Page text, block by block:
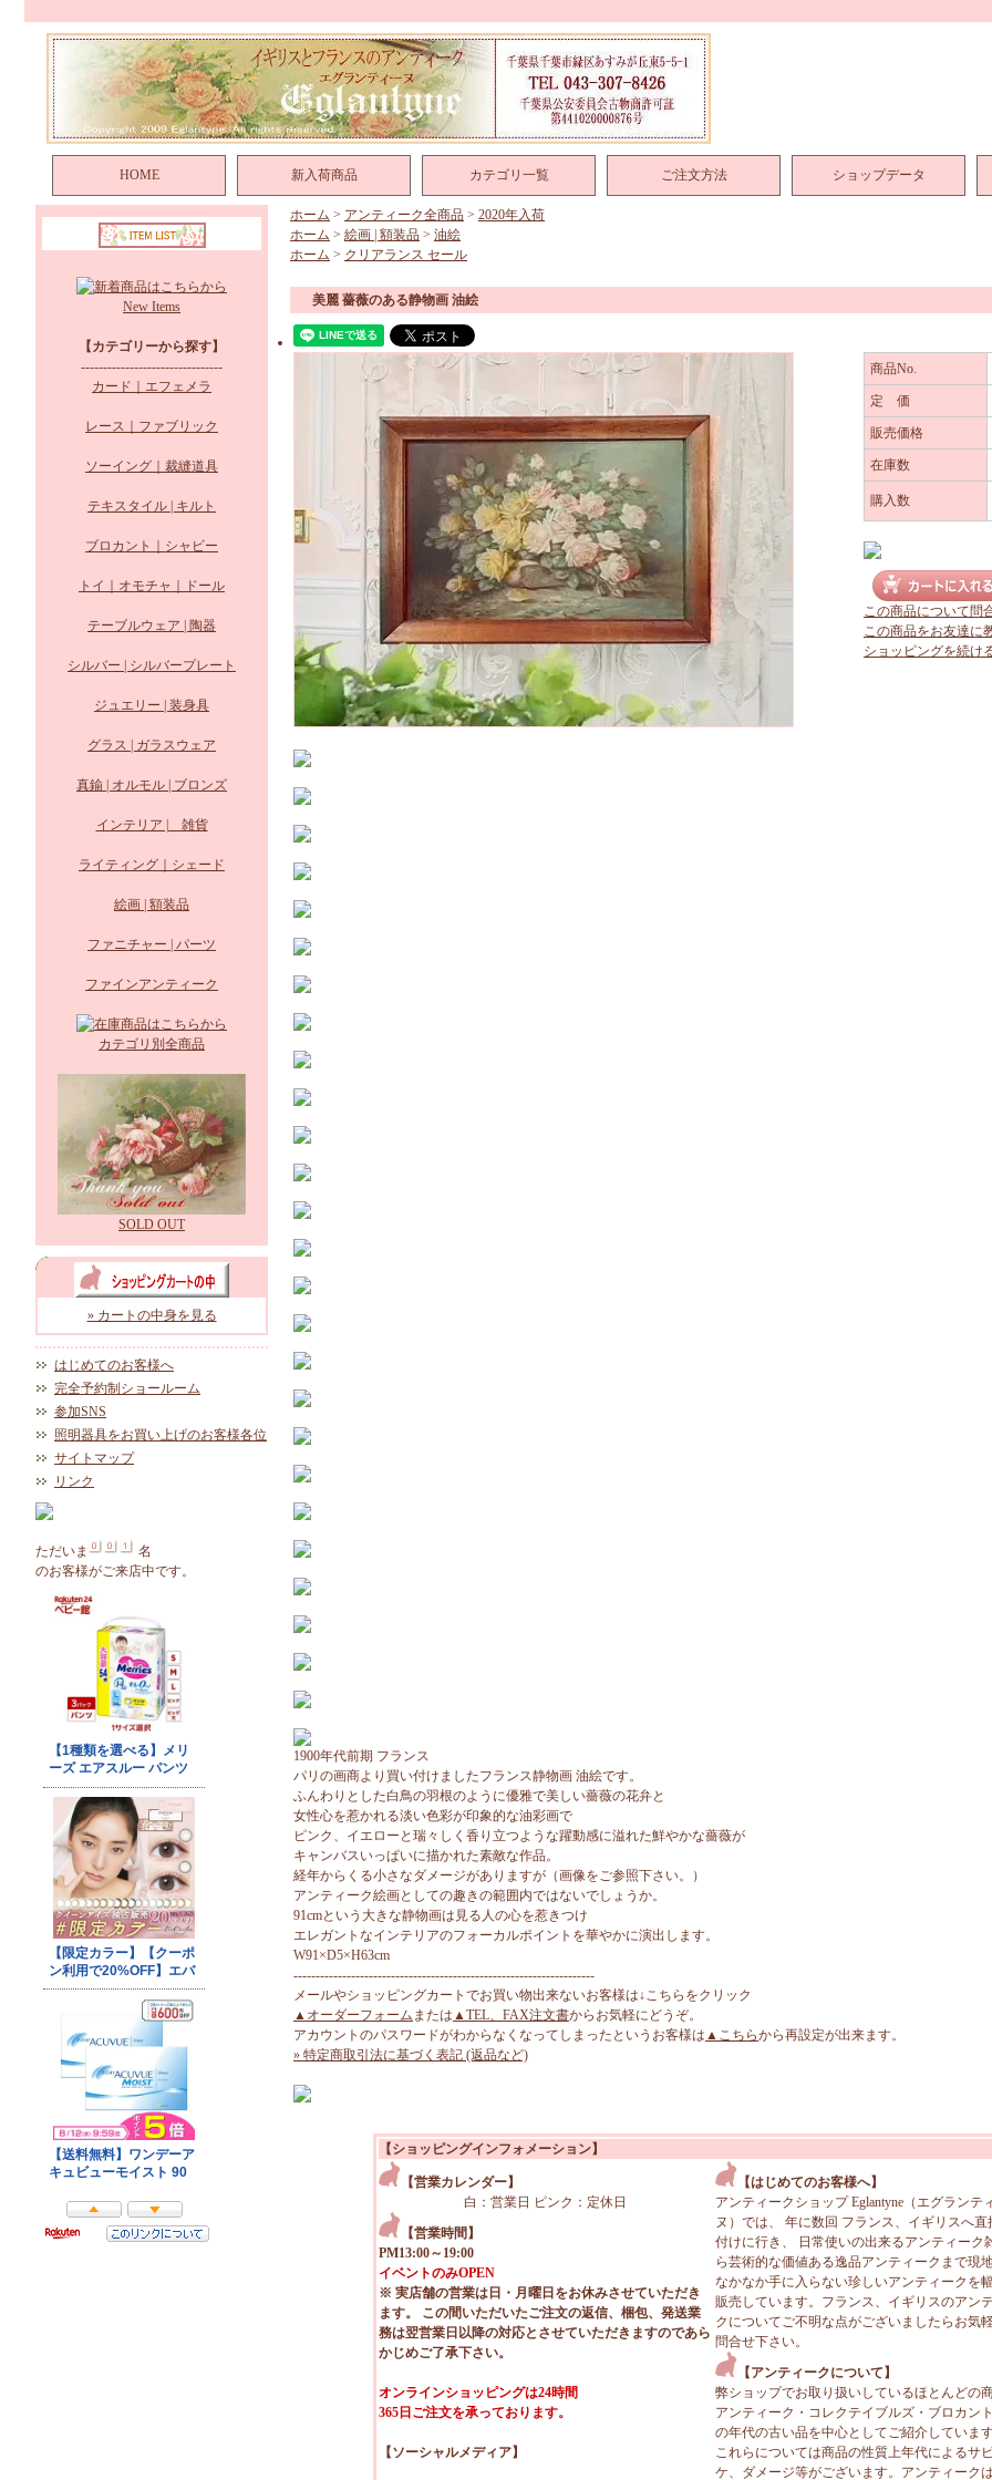
HOME 新入荷商品 カテゴリ一覧 ご注文方法 ショップデータ
New Items
【カテゴリーから探す】
--------------------------------
カード｜エフェメラ
レース｜ファブリック
ソーイング｜裁縫道具
テキスタイル | キルト
ブロカント｜シャビー
トイ｜オモチャ｜ドール
テーブルウェア | 陶器
シルバー | シルバープレート
ジュエリー | 装身具
グラス | ガラスウェア
真鍮 | オルモル | ブロンズ
インテリア | 雑貨
ライティング｜シェード
絵画 | 額装品
ファニチャー | パーツ
ファインアンティーク
カテゴリ別全商品
SOLD OUT
» カートの中身を見る
はじめてのお客様へ
完全予約制ショールーム
参加SNS
照明器具をお買い上げのお客様各位
サイトマップ
リンク
ただいま
名
のお客様がご来店中です。
ホーム > アンティーク全商品 > 2020年入荷
ホーム > 絵画 | 額装品 > 油絵
ホーム > クリアランス セール
美麗 薔薇のある静物画 油絵
商品No.
定 価
販売価格
在庫数
購入数
この商品について問
この商品をお友達に
ショッピングを続け
1900年代前期 フランス
パリの画商より買い付けましたフランス静物画 油絵です。
ふんわりとした白鳥の羽根のように優雅で美しい薔薇の花弁と
女性心を惹かれる淡い色彩が印象的な油彩画で
ピンク、イエローと瑞々しく香り立つような躍動感に溢れた鮮やかな薔薇が
キャンバスいっぱいに描かれた素敵な作品。
経年からくる小さなダメージがありますが（画像をご参照下さい。）
アンティーク絵画としての趣きの範囲内ではないでしょうか。
91cmという大きな静物画は見る人の心を惹きつけ
エレガントなインテリアのフォーカルポイントを華やかに演出します。
W91×D5×H63cm
--------------------------------------------------------------------
メールやショッピングカートでお買い物出来ないお客様は↓こちらをクリック
▲オーダーフォーム または ▲TEL、FAX注文書からお気軽にどうぞ。
アカウントのパスワードがわからなくなってしまったというお客様は ▲こちらから再設定が出来ます。
» 特定商取引法に基づく表記 (返品など)
【ショッピングインフォメーション】
【営業カレンダー】
白：営業日 ピンク：定休日
【営業時間】
PM13:00～19:00
イベントのみOPEN
※ 実店舗の営業は日・月曜日をお休みさせていただき
ます。 この間いただいたご注文の返信、梱包、発送業
務は翌営業日以降の対応とさせていただきますのであら
かじめご了承下さい。
オンラインショッピングは24時間
365日ご注文を承っております。
【ソーシャルメディア】
【はじめてのお客様へ】
アンティークショップ Eglantyne（エグランテ
ヌ）では、 年に数回 フランス、イギリスへ直
付けに行き、 日常使いの出来るアンティーク
ら芸術的な価値ある逸品アンティークまで現
なかなか手に入らない珍しいアンティークを
販売しています。フランス、イギリスのアン
クについてご不明な点がございましたらお気
問合せ下さい。
【アンティークについて】
弊ショップでお取り扱いしているほとんどの
アンティーク・コレクテイブルズ・ブロカン
の年代の古い品を中心としてご紹介しています
これらについては商品の性質上年代によるサ
ケ、ダメージ等がございます。アンティーク